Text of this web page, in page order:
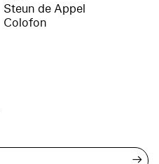
Steun de Appel
Colofon
→